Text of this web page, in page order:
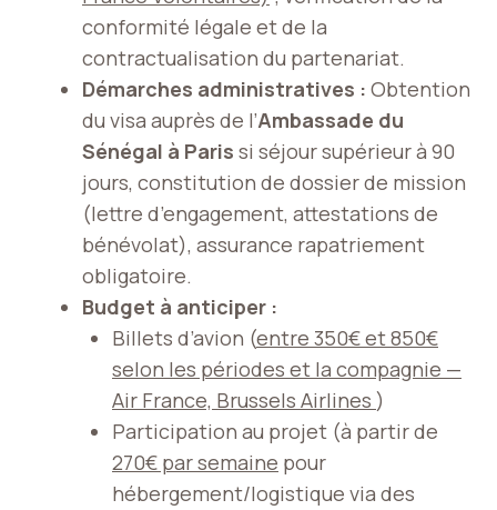
conformité légale et de la
contractualisation du partenariat.
Démarches administratives : Obtention
du visa auprès de l’Ambassade du
Sénégal à Paris si séjour supérieur à 90
jours, constitution de dossier de mission
(lettre d’engagement, attestations de
bénévolat), assurance rapatriement
obligatoire.
Budget à anticiper :
Billets d’avion (entre 350€ et 850€
selon les périodes et la compagnie —
Air France, Brussels Airlines )
Participation au projet (à partir de
270€ par semaine pour
hébergement/logistique via des